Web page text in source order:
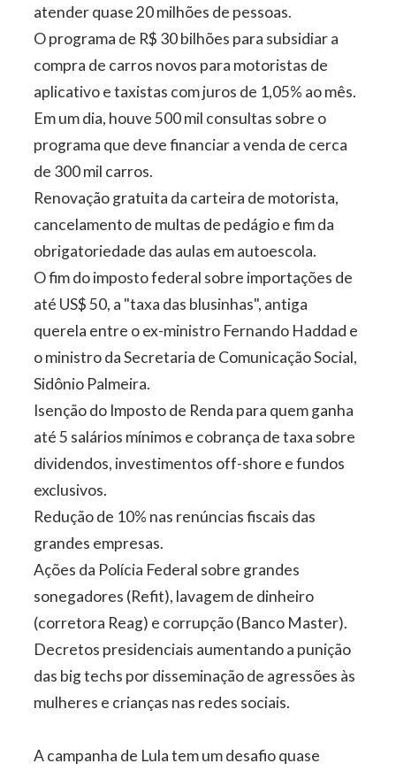
atender quase 20 milhões de pessoas.
O programa de R$ 30 bilhões para subsidiar a
compra de carros novos para motoristas de
aplicativo e taxistas com juros de 1,05% ao mês.
Em um dia, houve 500 mil consultas sobre o
programa que deve financiar a venda de cerca
de 300 mil carros.
Renovação gratuita da carteira de motorista,
cancelamento de multas de pedágio e fim da
obrigatoriedade das aulas em autoescola.
O fim do imposto federal sobre importações de
até US$ 50, a "taxa das blusinhas", antiga
querela entre o ex-ministro Fernando Haddad e
o ministro da Secretaria de Comunicação Social,
Sidônio Palmeira.
Isenção do Imposto de Renda para quem ganha
até 5 salários mínimos e cobrança de taxa sobre
dividendos, investimentos off-shore e fundos
exclusivos.
Redução de 10% nas renúncias fiscais das
grandes empresas.
Ações da Polícia Federal sobre grandes
sonegadores (Refit), lavagem de dinheiro
(corretora Reag) e corrupção (Banco Master).
Decretos presidenciais aumentando a punição
das big techs por disseminação de agressões às
mulheres e crianças nas redes sociais.
A campanha de Lula tem um desafio quase